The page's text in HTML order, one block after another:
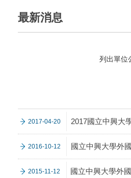
最新消息
列出單位
2017-04-20 2017國立中興大
2016-10-12 國立中興大學外
2015-11-12 國立中興大學外